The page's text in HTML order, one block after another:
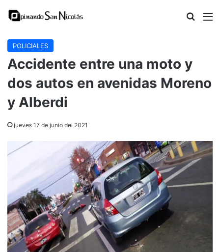
Buscar
POLICIALES
Accidente entre una moto y
dos autos en avenidas Moreno
y Alberdi
jueves 17 de junio del 2021